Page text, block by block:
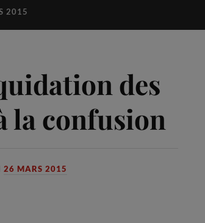
2015
des
la confusion
26 MARS 2015